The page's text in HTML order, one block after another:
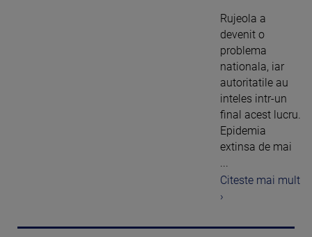
Rujeola a
devenit o
problema
nationala, iar
autoritatile au
inteles intr-un
final acest lucru.
Epidemia
extinsa de mai
...
Citeste mai mult
›